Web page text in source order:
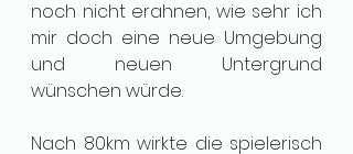
noch nicht erahnen, wie sehr ich
mir doch eine neue Umgebung
und neuen Untergrund
wünschen würde.
Nach 80km wirkte die spielerisch